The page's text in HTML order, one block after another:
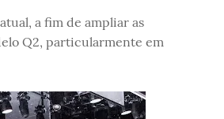
a fim de ampliar as
Q2, particularmente em